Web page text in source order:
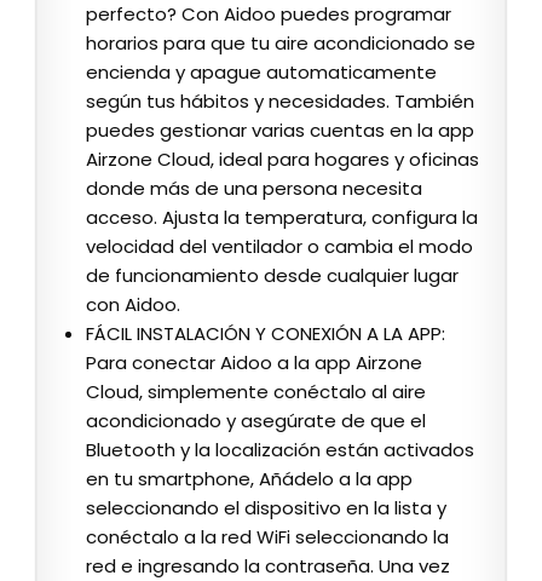
perfecto? Con Aidoo puedes programar
horarios para que tu aire acondicionado se
encienda y apague automaticamente
según tus hábitos y necesidades. También
puedes gestionar varias cuentas en la app
Airzone Cloud, ideal para hogares y oficinas
donde más de una persona necesita
acceso. Ajusta la temperatura, configura la
velocidad del ventilador o cambia el modo
de funcionamiento desde cualquier lugar
con Aidoo.
FÁCIL INSTALACIÓN Y CONEXIÓN A LA APP:
Para conectar Aidoo a la app Airzone
Cloud, simplemente conéctalo al aire
acondicionado y asegúrate de que el
Bluetooth y la localización están activados
en tu smartphone, Añádelo a la app
seleccionando el dispositivo en la lista y
conéctalo a la red WiFi seleccionando la
red e ingresando la contraseña. Una vez